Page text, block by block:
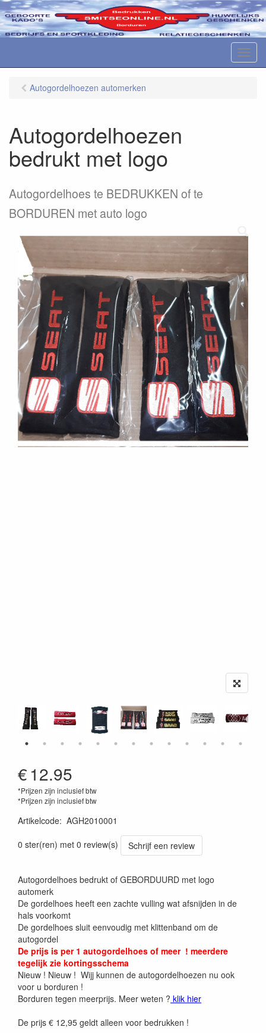
M
e
Autogordelhoezen automerken
Autogordelhoezen
bedrukt met logo
Autogordelhoes te BEDRUKKEN of te
BORDUREN met auto logo
€12.95
*Prijzen zijn inclusief btw
*Prijzen zijn inclusief btw
Artikelcode: AGH2010001
0 ster(ren) met 0 review(s)
Schrijf een review
Autogordelhoes bedrukt of GEBORDUURD met logo
automerk
De gordelhoes heeft een zachte vulling wat afsnijden in de
hals voorkomt
De gordelhoes sluit eenvoudig met klittenband om de
autogordel
De prijs is per 1 autogordelhoes of meer ! meerdere
tegelijk zie kortingsschema
Nieuw ! Nieuw ! Wijj kunnen de autogordelhoezen nu ook
voor u borduren !
Borduren tegen meerprijs. Meer weten ? klik hier
De prijs € 12,95 geldt alleen voor bedrukken !